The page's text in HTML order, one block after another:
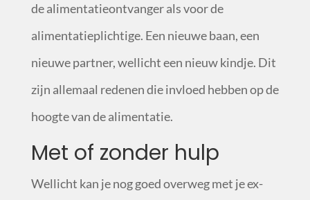
de alimentatieontvanger als voor de
alimentatieplichtige. Een nieuwe baan, een
nieuwe partner, wellicht een nieuw kindje. Dit
zijn allemaal redenen die invloed hebben op de
hoogte van de alimentatie.
Met of zonder hulp
Wellicht kan je nog goed overweg met je ex-